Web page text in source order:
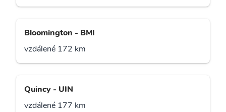
Bloomington - BMI
vzdálené 172 km
Quincy - UIN
vzdálené 177 km